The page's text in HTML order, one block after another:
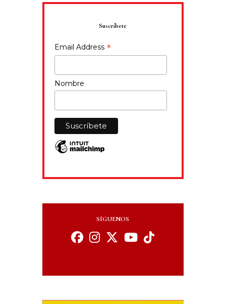
Suscríbete
Email Address *
Nombre
SÍGUENOS